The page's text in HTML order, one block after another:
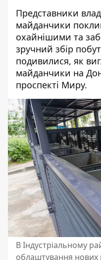
Представники
майданчики
охайнішими та
зручний збір
подивилися, як
майданчики на
проспекті Миру.
В Індустріальному
облаштування нових